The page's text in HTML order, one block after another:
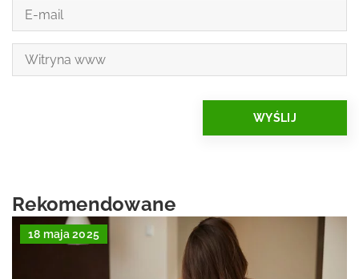
Rekomendowane
18 maja 2025